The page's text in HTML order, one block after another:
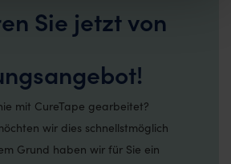
Sie jetzt von
mit CureTape gearbeitet?
wir dies schnellstmöglich
Grund haben wir für Sie ein